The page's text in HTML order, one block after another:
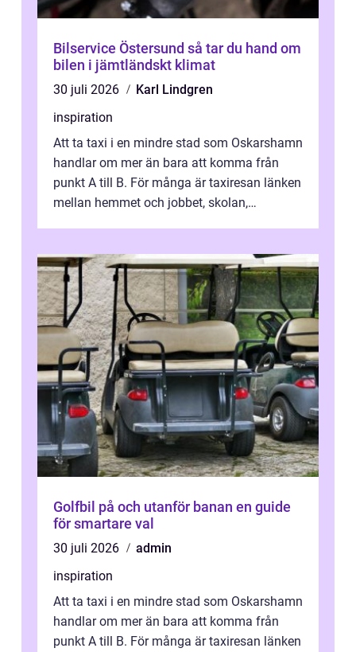
Bilservice Östersund så tar du hand om
bilen i jämtländskt klimat
30 juli 2026
Karl Lindgren
inspiration
Att ta taxi i en mindre stad som Oskarshamn
handlar om mer än bara att komma från
punkt A till B. För många är taxiresan länken
mellan hemmet och jobbet, skolan,
Golfbil på och utanför banan en guide
för smartare val
30 juli 2026
admin
inspiration
Att ta taxi i en mindre stad som Oskarshamn
handlar om mer än bara att komma från
punkt A till B. För många är taxiresan länken